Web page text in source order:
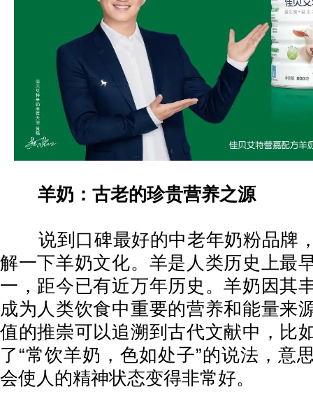
羊奶：古老的珍贵营养之源
说到口碑最好的中老年奶粉品牌
解一下羊奶文化。羊是人类历史上最
一，距今已有近万年历史。羊奶因其
成为人类饮食中重要的营养和能量来
值的推崇可以追溯到古代文献中，比
了“常饮羊奶，色如处子”的说法，意
会使人的精神状态变得非常好。